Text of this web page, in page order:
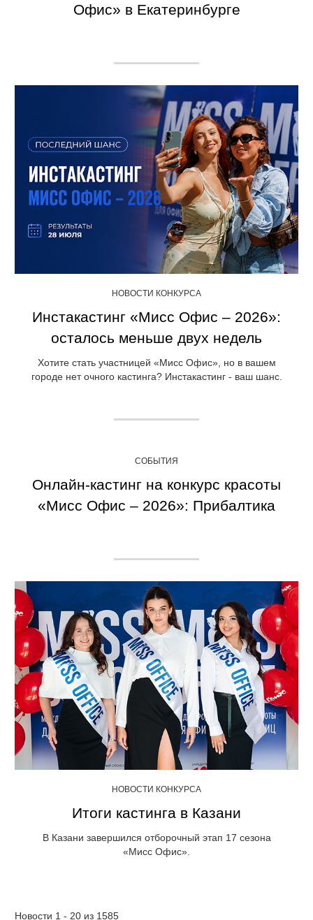
Офис» в Екатеринбурге
НОВОСТИ КОНКУРСА
Инстакастинг «Мисс Офис – 2026»:
осталось меньше двух недель
Хотите стать участницей «Мисс Офис», но в вашем
городе нет очного кастинга? Инстакастинг - ваш шанс.
СОБЫТИЯ
Онлайн-кастинг на конкурс красоты
«Мисс Офис – 2026»: Прибалтика
НОВОСТИ КОНКУРСА
Итоги кастинга в Казани
В Казани завершился отборочный этап 17 сезона
«Мисс Офис».
Новости 1 - 20 из 1585